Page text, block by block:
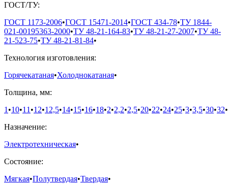
ГОСТ/ТУ:
ГОСТ 1173-2006•ГОСТ 15471-2014•ГОСТ 434-78•ТУ 1844-
021-00195363-2000•ТУ 48-21-164-83•ТУ 48-21-27-2007•ТУ 48-
21-523-75•ТУ 48-21-81-84•
Технология изготовления:
Горячекатаная•Холоднокатаная•
Толщина, мм:
1•10•11•12•12,5•14•15•16•18•2•2,2•2,5•20•22•24•25•3•3,5•30•32•
Назначение:
Электротехническая•
Состояние:
Мягкая•Полутвердая•Твердая•